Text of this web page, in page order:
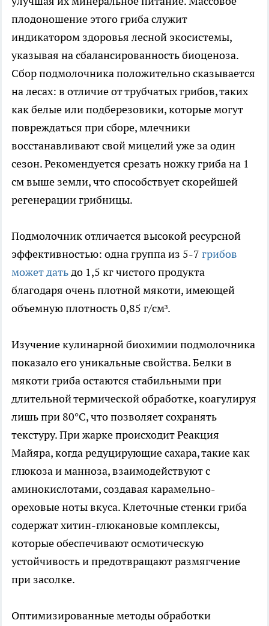
плодоношение этого гриба служит
индикатором здоровья лесной экосистемы,
указывая на сбалансированность биоценоза.
Сбор подмолочника положительно сказывается
на лесах: в отличие от трубчатых грибов, таких
как белые или подберезовики, которые могут
повреждаться при сборе, млечники
восстанавливают свой мицелий уже за один
сезон. Рекомендуется срезать ножку гриба на 1
см выше земли, что способствует скорейшей
регенерации грибницы.
Подмолочник отличается высокой ресурсной
эффективностью: одна группа из 5-7 грибов
может датьдо 1,5 кг чистого продукта
благодаря очень плотной мякоти, имеющей
объемную плотность 0,85 г/см³.
Изучение кулинарной биохимии подмолочника
показало его уникальные свойства. Белки в
мякоти гриба остаются стабильными при
длительной термической обработке, коагулируя
лишь при 80°C, что позволяет сохранять
текстуру. При жарке происходит Реакция
Майяра, когда редуцирующие сахара, такие как
глюкоза и манноза, взаимодействуют с
аминокислотами, создавая карамельно-
ореховые ноты вкуса. Клеточные стенки гриба
содержат хитин-глюкановые комплексы,
которые обеспечивают осмотическую
устойчивость и предотвращают размягчение
при засолке.
Оптимизированные методы обработки